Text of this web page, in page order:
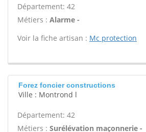
Département: 42
Métiers : Alarme -
Voir la fiche artisan : Mc protection
Forez foncier constructions
Ville : Montrond l
Département: 42
Métiers : Surélévation maçonnerie -